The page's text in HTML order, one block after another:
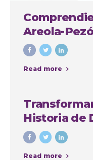
Areola-
Importancia
Cirugía
Read more
Historia de
Nuestro
Medellín
Read more